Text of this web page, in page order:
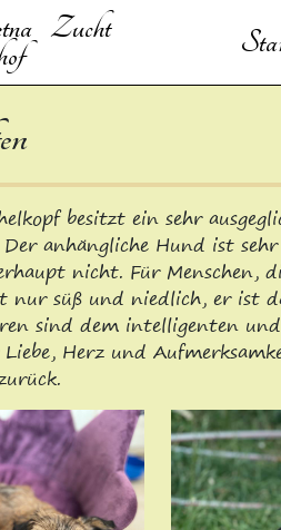
Zucht
besitzt ein sehr
Der anhängliche Hund ist
nicht. Für Menschen,
nur süß und niedlich, er ist
sind dem intelligenten
Herz und